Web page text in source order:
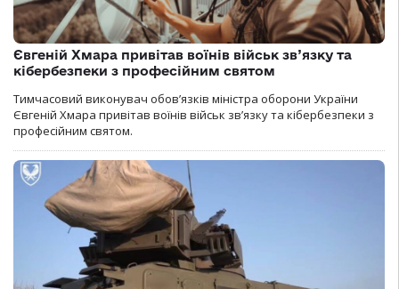
Євгеній Хмара привітав воїнів військ зв’язку та
кібербезпеки з професійним святом
Тимчасовий виконувач обов’язків міністра оборони України
Євгеній Хмара привітав воїнів військ зв’язку та кібербезпеки з
професійним святом.